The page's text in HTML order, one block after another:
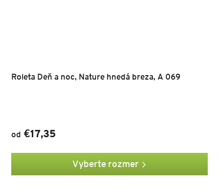
Roleta Deň a noc, Nature hnedá breza, A 069
od €17,35
Vyberte rozmer